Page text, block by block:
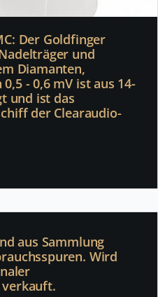
Der Goldfinger
und
Diamanten,
- 0,6 mV ist aus 14-
und ist das
der Clearaudio-
aus Sammlung
Wird